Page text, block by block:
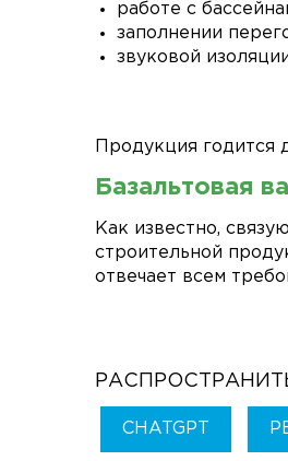
работе с
заполнении
звуковой
Продукция годится
Базальтовая
Как известно,
строительной
отвечает всем
CHATGPT